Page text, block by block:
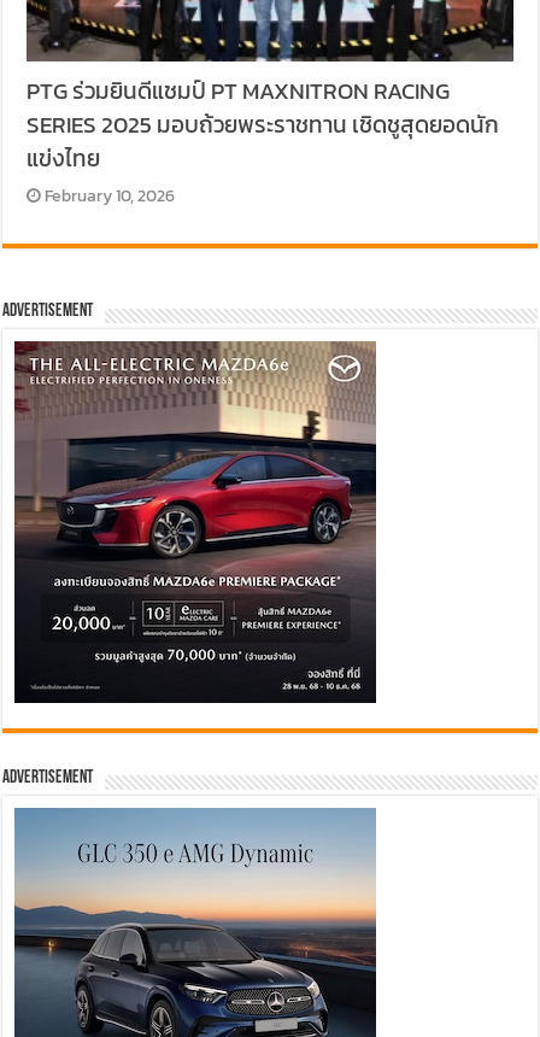
PTG ร่วมยินดีแชมป์ PT MAXNITRON RACING
SERIES 2025 มอบถ้วยพระราชทาน เชิดชูสุดยอดนัก
แข่งไทย
February 10, 2026
Advertisement
Advertisement